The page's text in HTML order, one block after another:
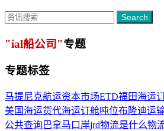
Search
"ial船公司"专题
专题标签
马提尼克航运资本市场ETD福田海运
美国海运货代海运订舱吨位布隆迪运
公共查询 巴拿马口岸jrd物流是什么物